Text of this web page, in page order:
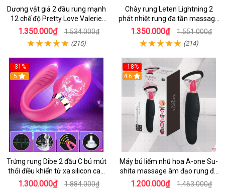
Dương vật giả 2 đầu rung mạnh
12 chế độ Pretty Love Valerie
mua ngay
1.350.000₫ 1.534.000₫
(215)
Chày rung Leten Lightning 2
phát nhiệt rung đa tần massage
toàn thân kích thích
1.350.000₫ 1.551.000₫
(214)
-31%
5
Trứng rung Dibe 2 đầu C bú mút
thổi điều khiển từ xa silicon cao
cấp kích thích điểm G
1.300.000₫ 1.884.000₫
-18%
4.6
Máy bú liếm nhũ hoa A-one Su-
shita massage âm đạo rung đa
chế độ
1.200.000₫ 1.463.000₫